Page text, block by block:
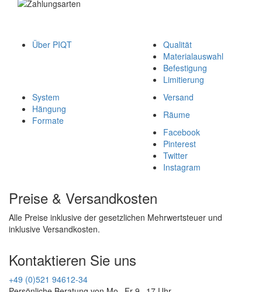
Über PIQT
Qualität
Materialauswahl
Befestigung
Limitierung
System
Hängung
Formate
Versand
Räume
Facebook
Pinterest
Twitter
Instagram
Preise & Versandkosten
Alle Preise inklusive der gesetzlichen Mehrwertsteuer und
inklusive Versandkosten.
Kontaktieren Sie uns
+49 (0)521 94612-34